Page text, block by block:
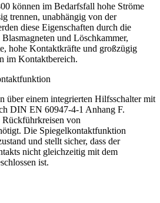
können im Bedarfsfall hohe Ströme
trennen, unabhängig von der
diese Eigenschaften durch die
und Löschkammer,
hohe Kontaktkräfte und großzügig
im Kontaktbereich.
über einem integrierten Hilfsschalter mit
DIN EN 60947-4-1 Anhang F.
von
Die Spiegel­kontakt­­funktion
und stellt sicher, dass der
nicht gleichzeitig mit dem
ist.